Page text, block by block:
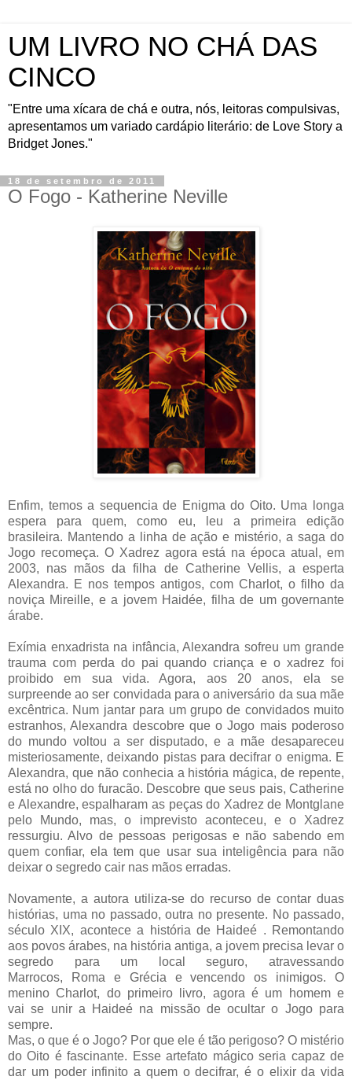
UM LIVRO NO CHÁ DAS
CINCO
"Entre uma xícara de chá e outra, nós, leitoras compulsivas,
apresentamos um variado cardápio literário: de Love Story a
Bridget Jones."
18 de setembro de 2011
O Fogo - Katherine Neville
Enfim, temos a sequencia de Enigma do Oito. Uma longa
espera para quem, como eu, leu a primeira edição
brasileira. Mantendo a linha de ação e mistério, a saga do
Jogo recomeça. O Xadrez agora está na época atual, em
2003, nas mãos da filha de Catherine Vellis, a esperta
Alexandra. E nos tempos antigos, com Charlot, o filho da
noviça Mireille, e a jovem Haidée, filha de um governante
árabe.
Exímia enxadrista na infância, Alexandra sofreu um grande
trauma com perda do pai quando criança e o xadrez foi
proibido em sua vida. Agora, aos 20 anos, ela se
surpreende ao ser convidada para o aniversário da sua mãe
excêntrica. Num jantar para um grupo de convidados muito
estranhos, Alexandra descobre que o Jogo mais poderoso
do mundo voltou a ser disputado, e a mãe desapareceu
misteriosamente, deixando pistas para decifrar o enigma. E
Alexandra, que não conhecia a história mágica, de repente,
está no olho do furacão. Descobre que seus pais, Catherine
e Alexandre, espalharam as peças do Xadrez de Montglane
pelo Mundo, mas, o imprevisto aconteceu, e o Xadrez
ressurgiu. Alvo de pessoas perigosas e não sabendo em
quem confiar, ela tem que usar sua inteligência para não
deixar o segredo cair nas mãos erradas.
Novamente, a autora utiliza-se do recurso de contar duas
histórias, uma no passado, outra no presente. No passado,
século XIX, acontece a história de Haideé . Remontando
aos povos árabes, na história antiga, a jovem precisa levar o
segredo para um local seguro, atravessando
Marrocos, Roma e Grécia e vencendo os inimigos. O
menino Charlot, do primeiro livro, agora é um homem e
vai se unir a Haideé na missão de ocultar o Jogo para
sempre.
Mas, o que é o Jogo? Por que ele é tão perigoso? O mistério
do Oito é fascinante. Esse artefato mágico seria capaz de
dar um poder infinito a quem o decifrar, é o elixir da vida